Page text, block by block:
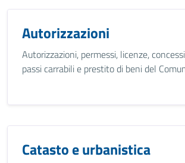
Autorizzazioni
Autorizzazioni, permessi, licenze,
passi carrabili e prestito di beni del
Catasto e urbanistica